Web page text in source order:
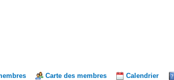
Carte des membres Calendrier